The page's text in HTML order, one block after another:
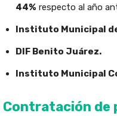
44% respecto al año
Instituto Municipal
DIF Benito Juárez.
Instituto Municipal
Contratación de